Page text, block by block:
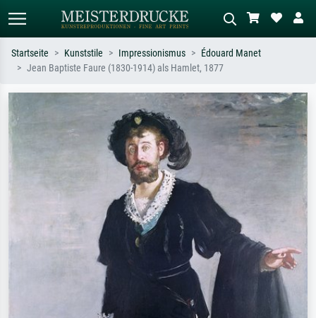
Suchen Sie nach Künstlern, Werktiteln
oder Stilen – z.B. Monet,
Sternennacht, Impressionismus, Welle
Beschreiben Sie die Szene – z.B. Grüne
Wiese, Abstrakt mit viel Rot, Dunkles
Ölgemälde, Stehender Akt neben einem
Baum.
Startseite Kunststile Impressionismus
Édouard Manet
Jean Baptiste Faure (1830-1914) als Hamlet, 1877